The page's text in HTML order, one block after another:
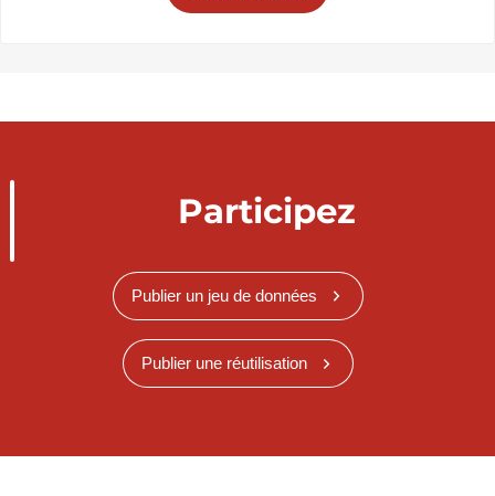
Participez
Publier un jeu de données
Publier une réutilisation